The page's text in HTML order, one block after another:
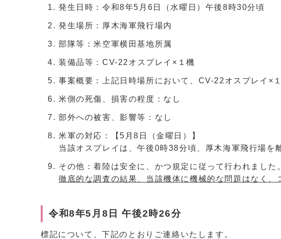
発生日時：令和8年5月6日（水曜日）午後8時30分頃
発生場所：厚木海軍飛行場内
部隊等：米空軍横田基地所属
装備品等：CV-22オスプレイ×１機
事案概要：上記日時場所において、CV-22オスプレイ×
米側の死傷、損害の程度：なし
部外への被害、影響等：なし
米軍の対応：【5月8日（金曜日）】
当該オスプレイは、午後0時38分頃、厚木海軍飛行場を
その他：着陸は安全に、かつ規定に従って行われました
徹底的な調査の結果、当該機体に機械的な問題はなく
令和8年5月8日 午後2時26分
標記について、下記のとおりご連絡いたします。